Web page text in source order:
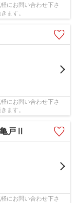
にお問い合わせ下さ
ます。
にお問い合わせ下さ
ます。
戸Ⅱ
にお問い合わせ下さ